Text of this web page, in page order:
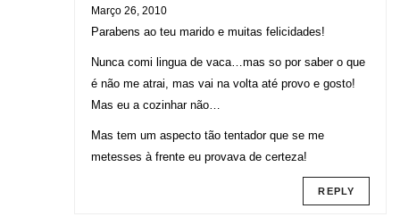
Março 26, 2010
Parabens ao teu marido e muitas felicidades!
Nunca comi lingua de vaca…mas so por saber o que
é não me atrai, mas vai na volta até provo e gosto!
Mas eu a cozinhar não…
Mas tem um aspecto tão tentador que se me
metesses à frente eu provava de certeza!
REPLY